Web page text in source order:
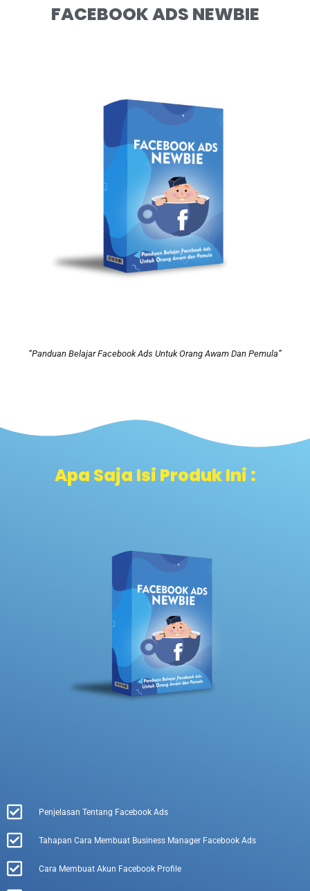
FACEBOOK ADS NEWBIE
“Panduan Belajar Facebook Ads Untuk Orang Awam Dan Pemula”
Apa Saja Isi Produk Ini :
Penjelasan Tentang Facebook Ads
Tahapan Cara Membuat Business Manager Facebook Ads
Cara Membuat Akun Facebook Profile